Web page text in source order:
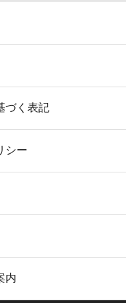
づく表記
シー
内